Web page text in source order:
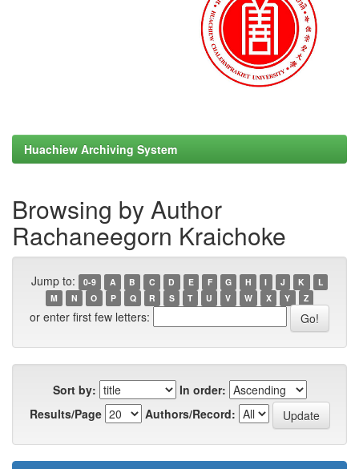
Huachiew Archiving System
Browsing by Author
Rachaneegorn Kraichoke
Jump to: 0-9 A B C D E F G H I J K
L
M
N O P Q R S T U V W X Y Z
or enter first few letters:
Sort by:
In order:
Results/Page
Authors/Record: